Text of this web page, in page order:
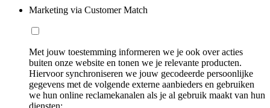
Marketing via Customer Match
Met jouw toestemming informeren we je ook over acties
buiten onze website en tonen we je relevante producten.
Hiervoor synchroniseren we jouw gecodeerde persoonlijke
gegevens met de volgende externe aanbieders en gebruiken
we hun online reclamekanalen als je al gebruik maakt van hun
diensten: